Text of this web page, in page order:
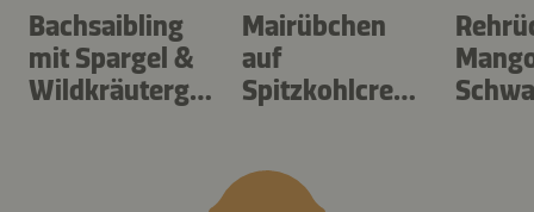
Bachsaibling
mit Spargel &
Wildkräutergn
Mairübchen
auf
Spitzkohlcrem